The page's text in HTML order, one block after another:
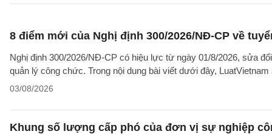
8 điểm mới của Nghị định 300/2026/NĐ-CP về
Nghị định 300/2026/NĐ-CP có hiệu lực từ ngày 01/8/2026, sửa
quản lý công chức. Trong nội dung bài viết dưới đây, LuatVietnam
03/08/2026
Khung số lượng cấp phó của đơn vị sự nghiệp